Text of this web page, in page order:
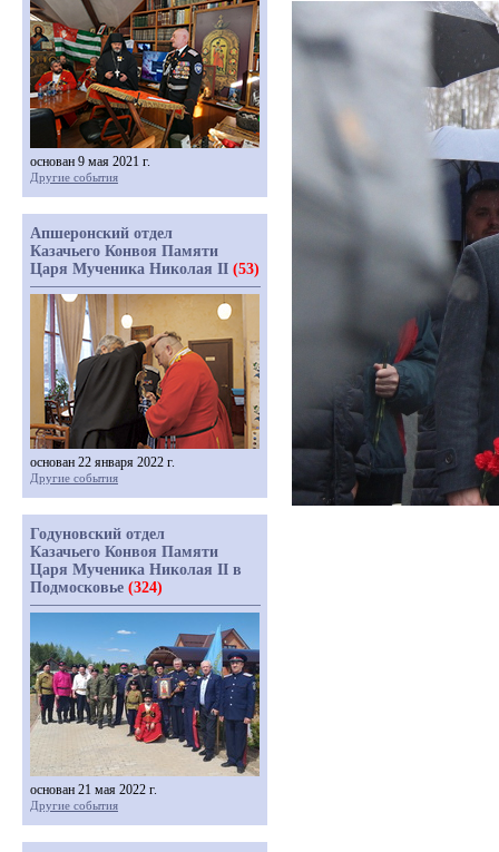
основан 9 мая 2021 г.
Другие события
Апшеронский отдел
Казачьего Конвоя Памяти
Царя Мученика Николая II (53)
основан 22 января 2022 г.
Другие события
Годуновский отдел
Казачьего Конвоя Памяти
Царя Мученика Николая II в
Подмосковье (324)
основан 21 мая 2022 г.
Другие события